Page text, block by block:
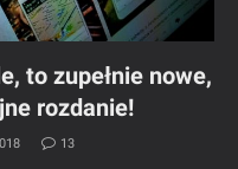
to zupełnie nowe,
rozdanie!
13